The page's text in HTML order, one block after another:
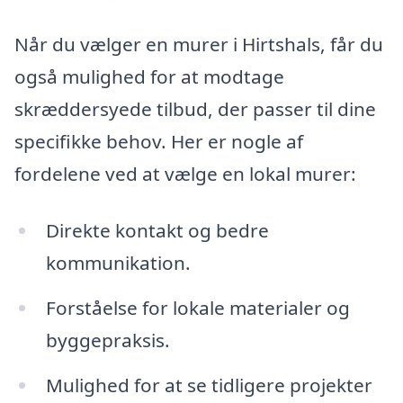
Når du vælger en murer i Hirtshals, får du
også mulighed for at modtage
skræddersyede tilbud, der passer til dine
specifikke behov. Her er nogle af
fordelene ved at vælge en lokal murer:
Direkte kontakt og bedre
kommunikation.
Forståelse for lokale materialer og
byggepraksis.
Mulighed for at se tidligere projekter